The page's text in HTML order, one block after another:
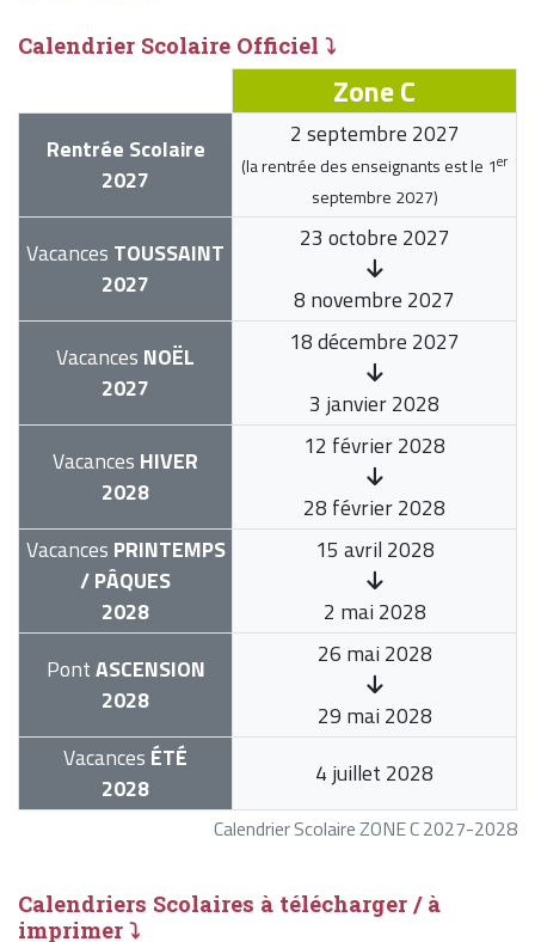
Calendrier Scolaire Officiel ⤵
Calendrier Scolaire ZONE C 2027-2028
Zone C
Rentrée Scolaire
2027
2 septembre 2027
(la rentrée des enseignants est le 1er
septembre 2027)
Vacances TOUSSAINT
2027
23 octobre 2027
8 novembre 2027
Vacances NOËL
2027
18 décembre 2027
3 janvier 2028
Vacances HIVER
2028
12 février 2028
28 février 2028
Vacances PRINTEMPS
/ PÂQUES
2028
15 avril 2028
2 mai 2028
PontASCENSION
2028
26 mai 2028
29 mai 2028
Vacances ÉTÉ
2028
4 juillet 2028
Calendriers Scolaires à télécharger / à
imprimer ⤵